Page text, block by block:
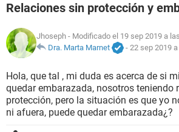
NUTRICIÓN
BIENESTAR
SEXUALIDAD
Relaciones sin protección y
Jhoseph - Modificado el 19 sep 2019 a
Dra. Marta Marnet
- 22 sep 2019
Hola, que tal , mi duda es acerca de si
quedar embarazada, nosotros teniendo
protección, pero la situación es que yo
ni afuera, puede quedar embarazada¿?